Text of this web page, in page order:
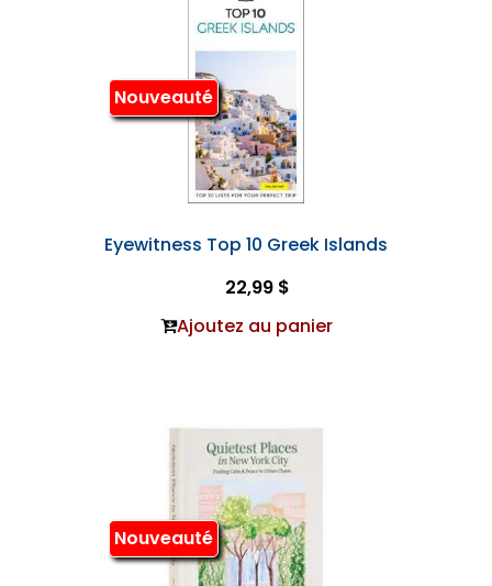
Nouveauté
Eyewitness Top 10 Greek Islands
22,99 $
Ajoutez au panier
Nouveauté